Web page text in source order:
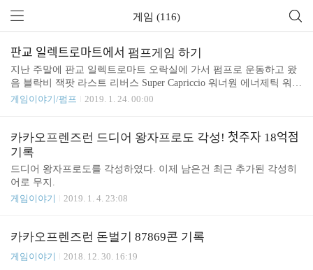
게임 (116)
판교 일렉트로마트에서 펌프게임 하기
지난 주말에 판교 일렉트로마트 오락실에 가서 펌프로 운동하고 왔
음 블락비 잭팟 라스트 리버스 Super Capriccio 워너원 에너제틱 워너
원 뷰티풀 위너 리얼리 리얼리 티아라 넘버나인 블랙핑크 붐바야 네
게임이야기/펌프 2019. 1. 24. 00:00
카카오프렌즈런 드디어 왕자프로도 각성! 첫주자 18억점
기록
드디어 왕자프로도를 각성하였다. 이제 남은건 최근 추가된 각성히
어로 무지.
게임이야기
2019. 1. 4. 23:08
카카오프렌즈런 돈벌기 87869콘 기록
게임이야기 2018. 12. 30. 16:19